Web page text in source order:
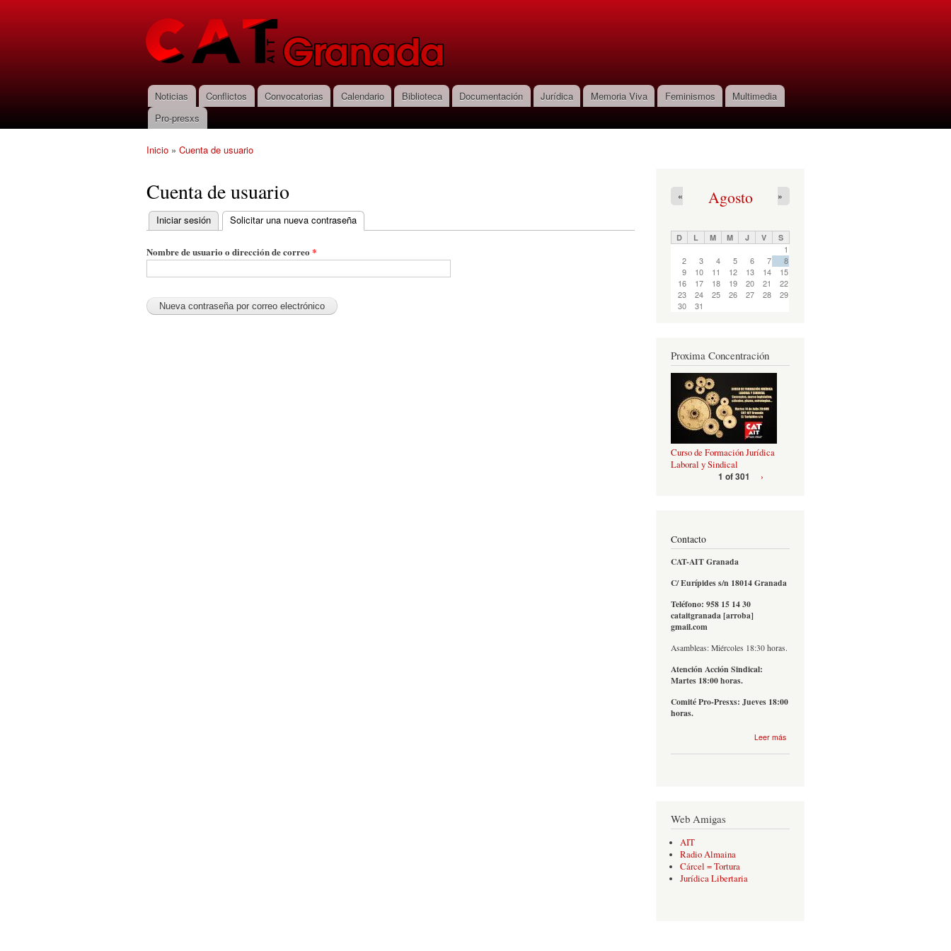
principal
CNT-AIT
Granada
Menú principal
Noticias Conflictos Convocatorias Calendario Biblioteca Documentación Jurídica Memoria Viva Feminismos
Multimedia
Pro-presxs
Inicio » Cuenta de usuario
Cuenta de usuario
Solapas principales
Iniciar sesión Solicitar una nueva contraseña
Nombre de usuario o dirección de correo *
Agosto
« »
D L M M J V S
1
2
3 4 5 6 7
8
9
10 11 12 13 14
15
16
17 18 19 20 21
22
23
24 25 26 27 28
29
30
31
Proxima Concentración
Curso de Formación Jurídica
Laboral y Sindical
1 of 301
›
Contacto
CAT-AIT Granada
C/ Eurípides s/n 18014 Granada
Teléfono: 958 15 14 30
cataitgranada [arroba]
gmail.com
Asambleas: Miércoles 18:30 horas.
Atención Acción Sindical:
Martes 18:00 horas.
Comité Pro-Presxs: Jueves 18:00
horas.
Leer más
Web Amigas
AIT
Radio Almaina
Cárcel = Tortura
Jurídica Libertaria